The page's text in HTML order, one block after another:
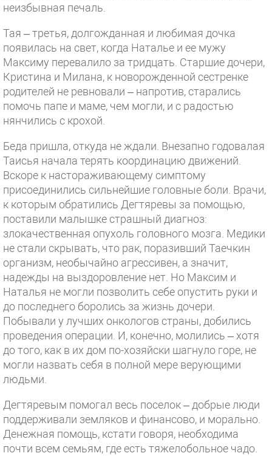
неизбывная печаль.
Тая – третья, долгожданная и любимая дочка
появилась на свет, когда Наталье и ее мужу
Максиму перевалило за тридцать. Старшие дочери,
Кристина и Милана, к новорожденной сестренке
родителей не ревновали – напротив, старались
помочь папе и маме, чем могли, и с радостью
нянчились с крохой.
Беда пришла, откуда не ждали. Внезапно годовалая
Таисья начала терять координацию движений.
Вскоре к настораживающему симптому
присоединились сильнейшие головные боли. Врачи,
к которым обратились Дегтяревы за помощью,
поставили малышке страшный диагноз:
злокачественная опухоль головного мозга. Медики
не стали скрывать, что рак, поразивший Таечкин
организм, необычайно агрессивен, а значит,
надежды на выздоровление нет. Но Максим и
Наталья не могли позволить себе опустить руки и
до последнего боролись за жизнь дочери.
Побывали у лучших онкологов страны, добились
проведения операции. И, конечно, молились – хотя
до того, как в их дом по-хозяйски шагнуло горе, не
могли назвать себя в полной мере верующими
людьми.
Дегтяревым помогал весь поселок – добрые люди
поддерживали земляков и финансово, и морально.
Денежная помощь, кстати говоря, необходима
почти всем семьям, где есть тяжелобольное чадо.